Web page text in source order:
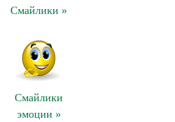
Смайлики »
Смайлики
эмоции »